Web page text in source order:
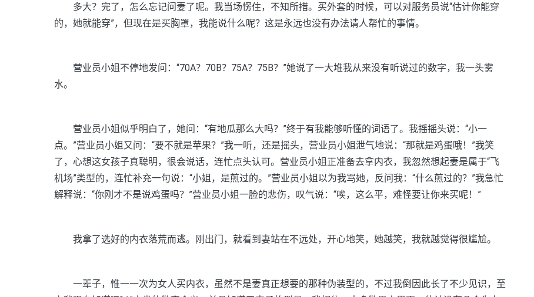
多大？完了，怎么忘记问妻了呢。我当场愣住，不知所措。买外套的时候，可以对服务员说“估计你能穿
的，她就能穿”，但现在是买胸罩，我能说什么呢？这是永远也没有办法请人帮忙的事情。
营业员小姐不停地发问：“70A？70B？75A？75B？”她说了一大堆我从来没有听说过的数字，我一头雾
水。
营业员小姐似乎明白了，她问：“有地瓜那么大吗？”终于有我能够听懂的词语了。我摇摇头说：“小一
点。”营业员小姐又问：“要不就是苹果？”我一听，还是摇头，营业员小姐泄气地说：“那就是鸡蛋哦！”我笑
了，心想这女孩子真聪明，很会说话，连忙点头认可。营业员小姐正准备去拿内衣，我忽然想起妻是属于“飞
机场”类型的，连忙补充一句说：“小姐，是煎过的。”营业员小姐以为我骂她，反问我：“什么煎过的？”我急忙
解释说：“你刚才不是说鸡蛋吗？”营业员小姐一脸的悲伤，叹气说：“唉，这么平，难怪要让你来买呢！”
我拿了选好的内衣落荒而逃。刚出门，就看到妻站在不远处，开心地笑，她越笑，我就越觉得很尴尬。
一辈子，惟一一次为女人买内衣，虽然不是妻真正想要的那种伪装型的，不过我倒因此长了不少见识，至